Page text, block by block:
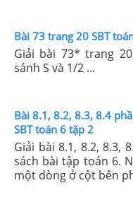
Bài 73 trang 20 SBT
Giải bài 73* trang
sánh S và 1/2 ...
Bài 8.1, 8.2, 8.3, 8.4
SBT toán 6 tập 2
Giải bài 8.1, 8.2, 8.3,
sách bài tập toán 6.
một dòng ở cột bên